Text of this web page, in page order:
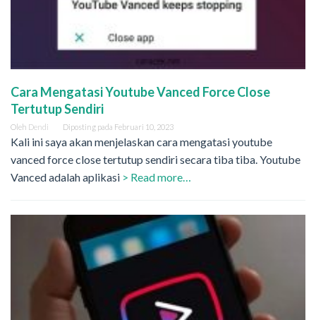
Cara Mengatasi Youtube Vanced Force Close
Tertutup Sendiri
Oleh Dendi Diposting pada Februari 10, 2023
Kali ini saya akan menjelaskan cara mengatasi youtube
vanced force close tertutup sendiri secara tiba tiba. Youtube
Vanced adalah aplikasi > Read more…